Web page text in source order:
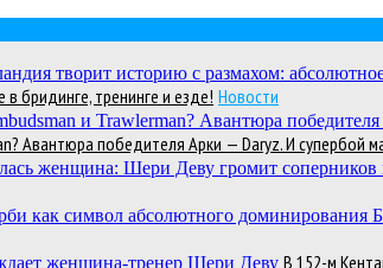
бридинге, тренинге и езде! Новости
Авантюра победителя Арки — Daryz. И супербой
В 152-м